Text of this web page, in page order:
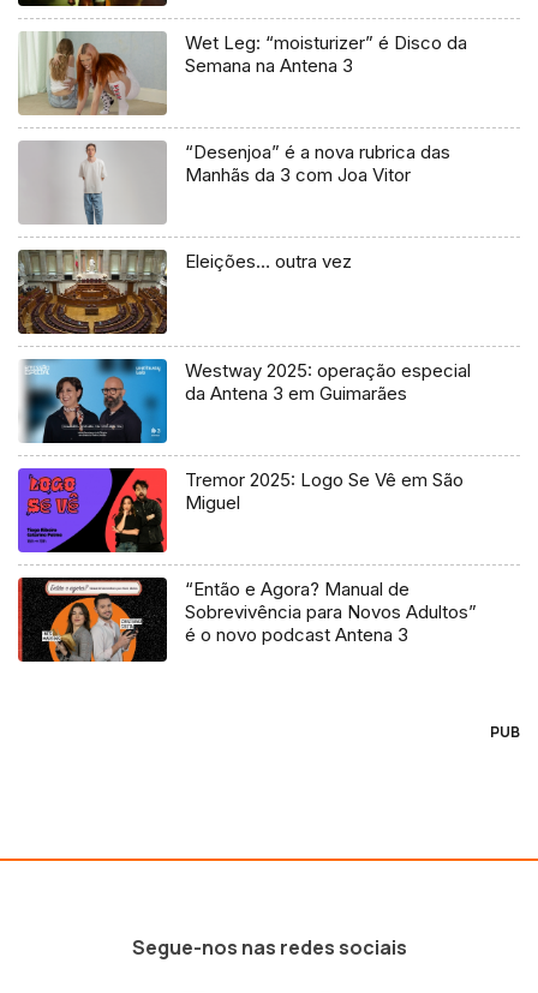
Wet Leg: “moisturizer” é Disco da
Semana na Antena 3
“Desenjoa” é a nova rubrica das
Manhãs da 3 com Joa Vitor
Eleições… outra vez
Westway 2025: operação especial
da Antena 3 em Guimarães
Tremor 2025: Logo Se Vê em São
Miguel
“Então e Agora? Manual de
Sobrevivência para Novos Adultos”
é o novo podcast Antena 3
PUB
Segue-nos nas redes sociais